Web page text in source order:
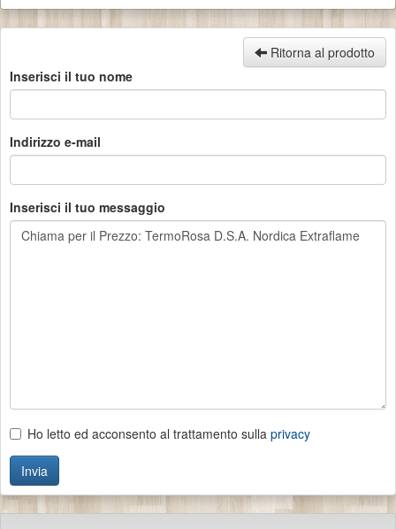
Ritorna al prodotto
Inserisci il tuo nome
Indirizzo e-mail
Inserisci il tuo messaggio
Ho letto ed acconsento al trattamento sulla privacy